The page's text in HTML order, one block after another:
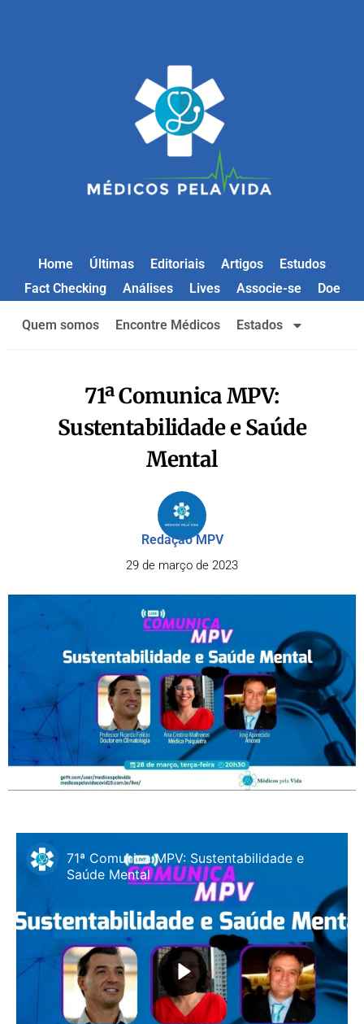
Home Últimas Editoriais Artigos
Estudos
Fact Checking
Análises Lives Associe-se Doe
Quem somos Encontre Médicos Estados
71ª Comunica MPV:
Sustentabilidade e Saúde
Mental
Redação MPV
29 de março de 2023